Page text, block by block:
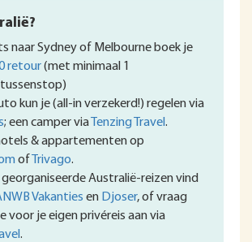
naar Sydney of Melbourne boek je
retour(met minimaal 1
kun je (all-in verzekerd!) regelen via
; een camper via Tenzing Travel.
& appartementen op
of Trivago.
Australië-reizen vind
Vakanties en Djoser, of vraag
voor je eigen privéreis aan via
.